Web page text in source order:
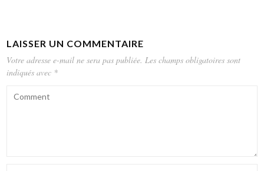
LAISSER UN COMMENTAIRE
Votre adresse e-mail ne sera pas publiée. Les champs obligatoires sont
indiqués avec *